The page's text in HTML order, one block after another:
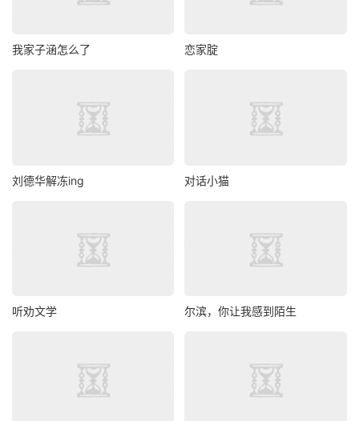
我家子涵怎么了 恋家腚
刘德华解冻ing 对话小猫
听劝文学 尔滨，你让我感到陌生